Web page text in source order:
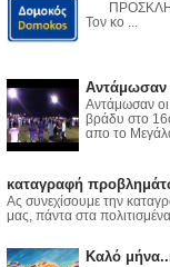
Τον κο ...
Αντάμωσαν
Αντάμωσαν
βράδυ στο
απο το
καταγραφή
Ας συνεχίσουμε την
μας, πάντα στα πολιτισμένα
Καλό